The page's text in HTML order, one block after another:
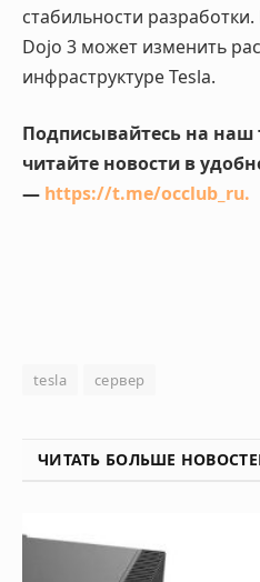
стабильности
Dojo 3 может изменить
инфраструктуре Tesla.
Подписывайтесь на наш
читайте новости в
— https://t.me/occlub_ru.
tesla сервер
ЧИТАТЬ БОЛЬШЕ